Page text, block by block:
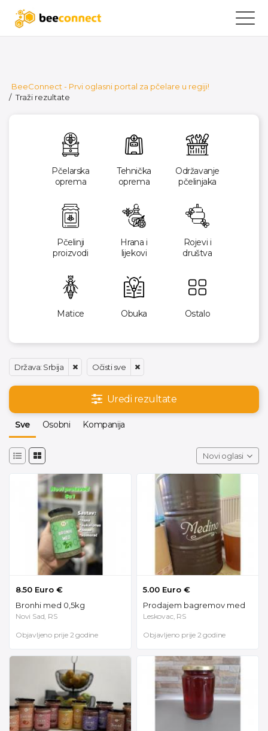
BeeConnect - Prvi oglasni portal za pčelare u regiji!
/ Traži rezultate
Pčelarska
oprema
Tehnička
oprema
Održavanje
pčelinjaka
Pčelinji
proizvodi
Hrana i
lijekovi
Rojevi i
društva
Matice Obuka Ostalo
Država: Srbija Očisti sve
Uredi rezultate
Sve Osobni Kompanija
Novi oglasi
8.50 Euro €
Bronhi med 0,5kg
Novi Sad, RS
Objavljeno prije 2 godine
5.00 Euro €
Prodajem bagremov med
Leskovac, RS
Objavljeno prije 2 godine